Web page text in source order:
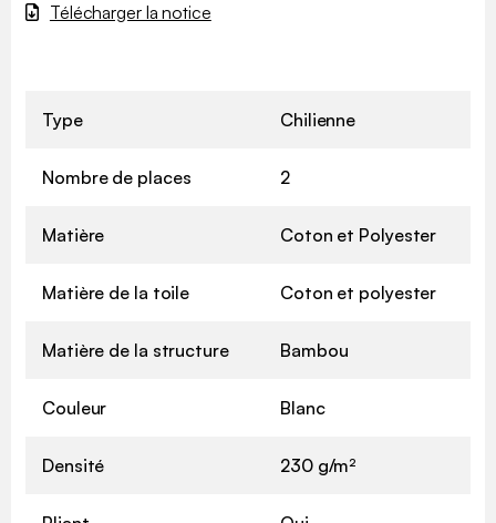
Télécharger la notice
Type Chilienne
Nombre de places 2
Matière Coton et Polyester
Matière de la toile Coton et polyester
Matière de la structure Bambou
Couleur Blanc
Densité 230 g/m²